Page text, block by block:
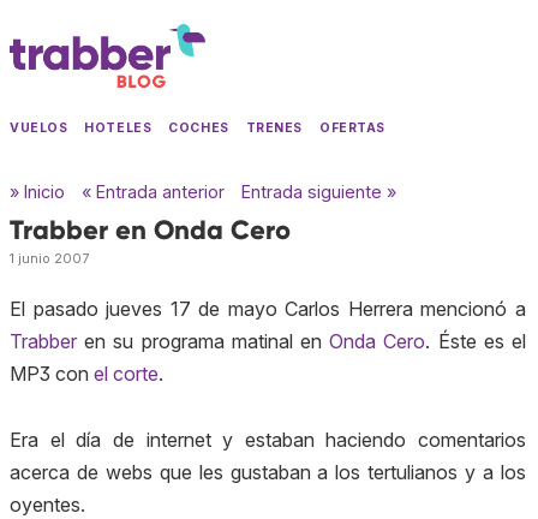
VUELOS HOTELES COCHES TRENES OFERTAS
» Inicio « Entrada anterior Entrada siguiente »
Trabber en Onda Cero
1 junio 2007
El pasado jueves 17 de mayo Carlos Herrera mencionó a
Trabber en su programa matinal enOnda Cero. Éste es el
MP3 con el corte.
Era el día de internet y estaban haciendo comentarios
acerca de webs que les gustaban a los tertulianos y a los
oyentes.